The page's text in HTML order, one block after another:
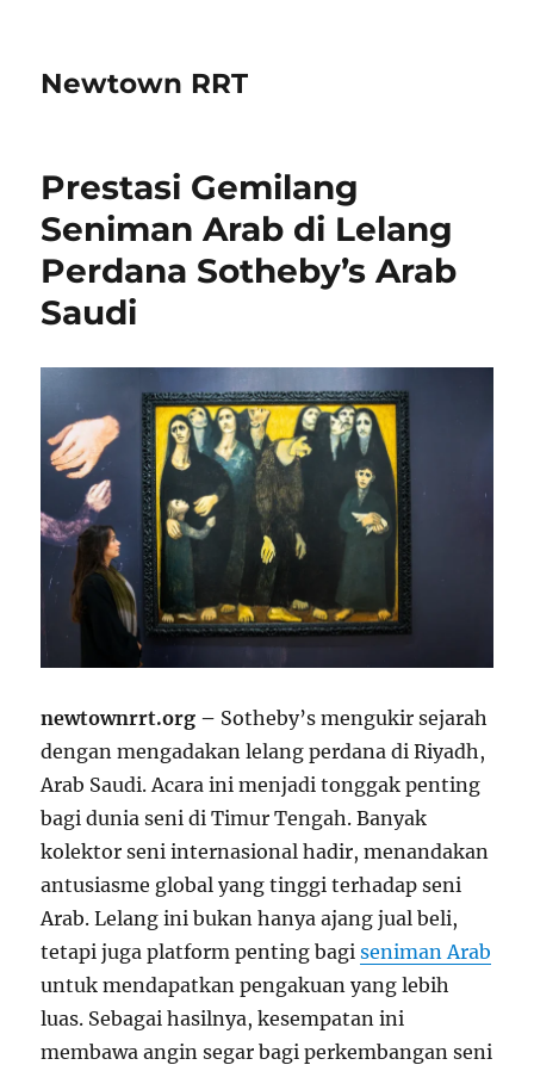
Newtown RRT
Prestasi Gemilang
Seniman Arab di Lelang
Perdana Sotheby’s Arab
Saudi
newtownrrt.org – Sotheby’s mengukir sejarah
dengan mengadakan lelang perdana di Riyadh,
Arab Saudi. Acara ini menjadi tonggak penting
bagi dunia seni di Timur Tengah. Banyak
kolektor seni internasional hadir, menandakan
antusiasme global yang tinggi terhadap seni
Arab. Lelang ini bukan hanya ajang jual beli,
tetapi juga platform penting bagiseniman Arab
untuk mendapatkan pengakuan yang lebih
luas. Sebagai hasilnya, kesempatan ini
membawa angin segar bagi perkembangan seni